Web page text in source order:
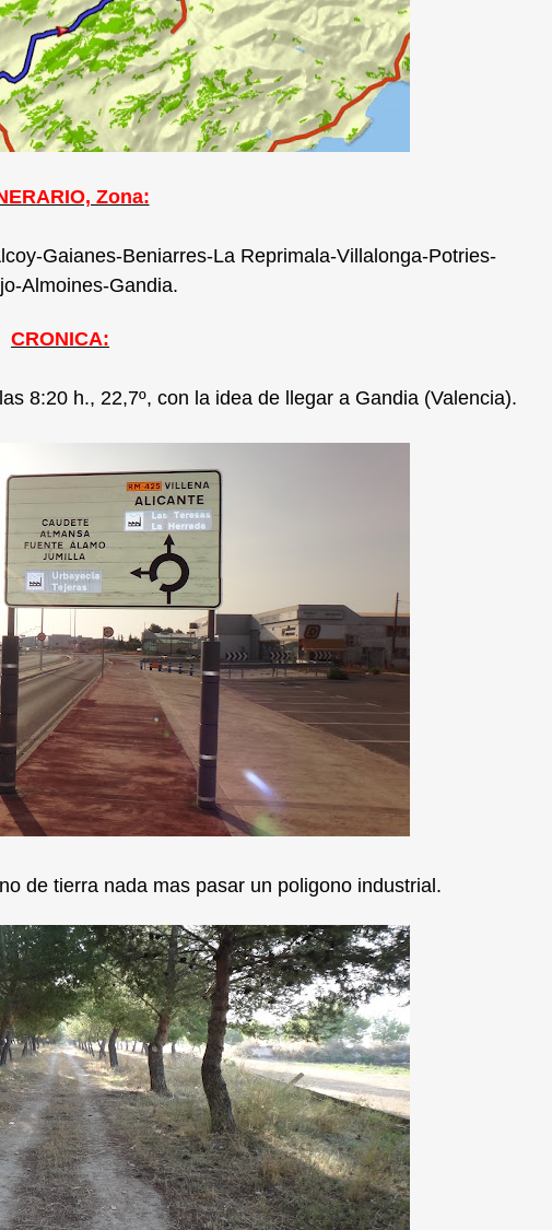
Zona:
Gaianes-Beniarres-La Reprimala-Villalonga-Potries-
Almoines-Gandia.
CRONICA:
8:20 h., 22,7º, con la idea de llegar a Gandia (Valencia).
de tierra nada mas pasar un poligono industrial.